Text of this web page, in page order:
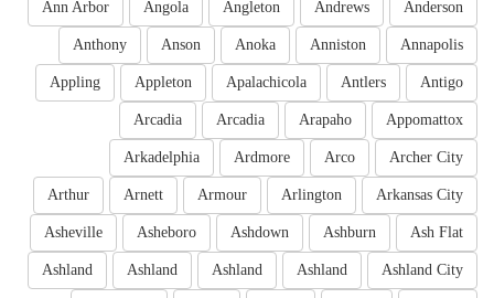
Anderson
Andrews
Angleton
Angola
Ann Arbor
Annapolis
Anniston
Anoka
Anson
Anthony
Antigo
Antlers
Apalachicola
Appleton
Appling
Appomattox
Arapaho
Arcadia
Arcadia
Archer City
Arco
Ardmore
Arkadelphia
Arkansas City
Arlington
Armour
Arnett
Arthur
Ash Flat
Ashburn
Ashdown
Asheboro
Asheville
Ashland City
Ashland
Ashland
Ashland
Ashland